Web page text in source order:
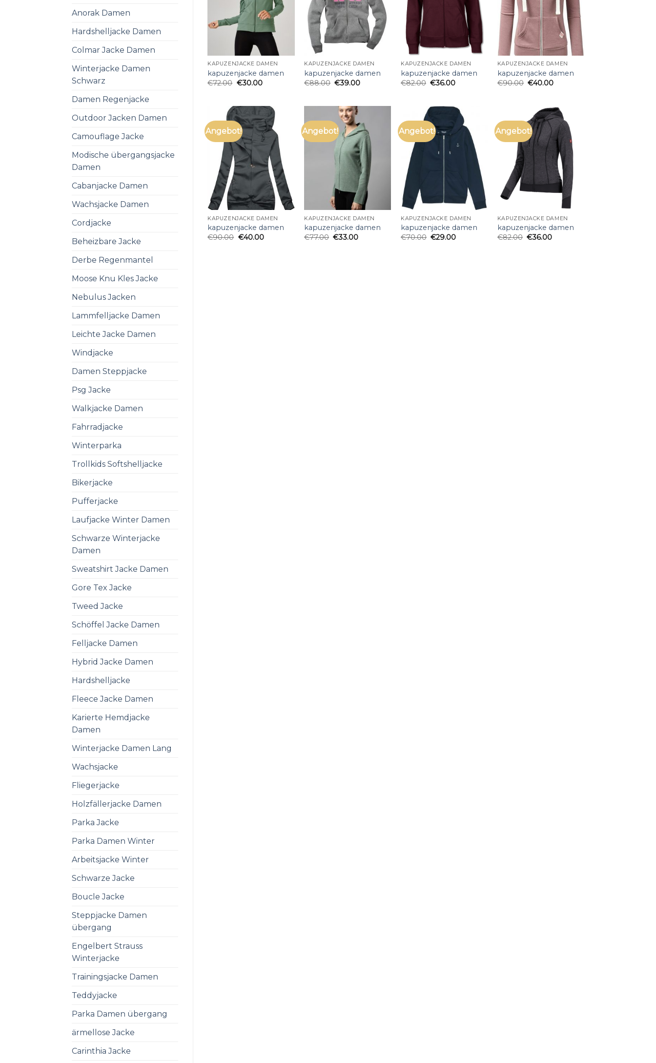
Anorak Damen
Hardshelljacke Damen
Colmar Jacke Damen
Winterjacke Damen
Schwarz
Damen Regenjacke
Outdoor Jacken Damen
Camouflage Jacke
Modische übergangsjacke
Damen
Cabanjacke Damen
Wachsjacke Damen
Cordjacke
Beheizbare Jacke
Derbe Regenmantel
Moose Knu Kles Jacke
Nebulus Jacken
Lammfelljacke Damen
Leichte Jacke Damen
Windjacke
Damen Steppjacke
Psg Jacke
Walkjacke Damen
Fahrradjacke
Winterparka
Trollkids Softshelljacke
Bikerjacke
Pufferjacke
Laufjacke Winter Damen
Schwarze Winterjacke
Damen
Sweatshirt Jacke Damen
Gore Tex Jacke
Tweed Jacke
Schöffel Jacke Damen
Felljacke Damen
Hybrid Jacke Damen
Hardshelljacke
Fleece Jacke Damen
Karierte Hemdjacke
Damen
Winterjacke Damen Lang
Wachsjacke
Fliegerjacke
Holzfällerjacke Damen
Parka Jacke
Parka Damen Winter
Arbeitsjacke Winter
Schwarze Jacke
Boucle Jacke
Steppjacke Damen
übergang
Engelbert Strauss
Winterjacke
Trainingsjacke Damen
Teddyjacke
Parka Damen übergang
ärmellose Jacke
Carinthia Jacke
KAPUZENJACKE DAMEN
kapuzenjacke damen
€72.00 €30.00
KAPUZENJACKE DAMEN
kapuzenjacke damen
€88.00 €39.00
KAPUZENJACKE DAMEN
kapuzenjacke damen
€82.00 €36.00
KAPUZENJACKE DAMEN
kapuzenjacke damen
€90.00 €40.00
Angebot!
KAPUZENJACKE DAMEN
kapuzenjacke damen
€90.00 €40.00
Angebot!
KAPUZENJACKE DAMEN
kapuzenjacke damen
€77.00 €33.00
Angebot!
KAPUZENJACKE DAMEN
kapuzenjacke damen
€70.00 €29.00
Angebot!
KAPUZENJACKE DAMEN
kapuzenjacke damen
€82.00 €36.00